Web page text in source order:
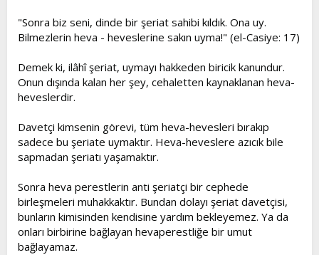
"Sonra biz seni, dinde bir şeriat sahibi kıldık. Ona uy.
Bilmezlerin heva - heveslerine sakın uyma!" (el-Casiye: 17)
Demek ki, ilâhî şeriat, uymayı hakkeden biricik kanundur.
Onun dışında kalan her şey, cehaletten kaynaklanan heva-
heveslerdir.
Davetçi kimsenin görevi, tüm heva-hevesleri bırakıp
sadece bu şeriate uymaktır. Heva-heveslere azıcık bile
sapmadan şeriatı yaşamaktır.
Sonra heva perestlerin anti şeriatçi bir cephede
birleşmeleri muhakkaktır. Bundan dolayı şeriat davetçisi,
bunların kimisinden kendisine yardım bekleyemez. Ya da
onları birbirine bağlayan hevaperestliğe bir umut
bağlayamaz.